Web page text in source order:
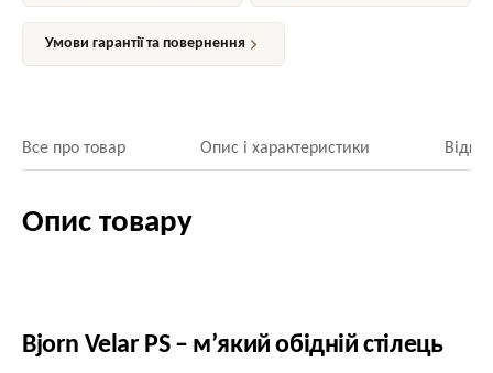
Умови гарантії та повернення
Все про товар Опис і характеристики
Опис товару
Bjorn Velar PS – м’який обідній стілець